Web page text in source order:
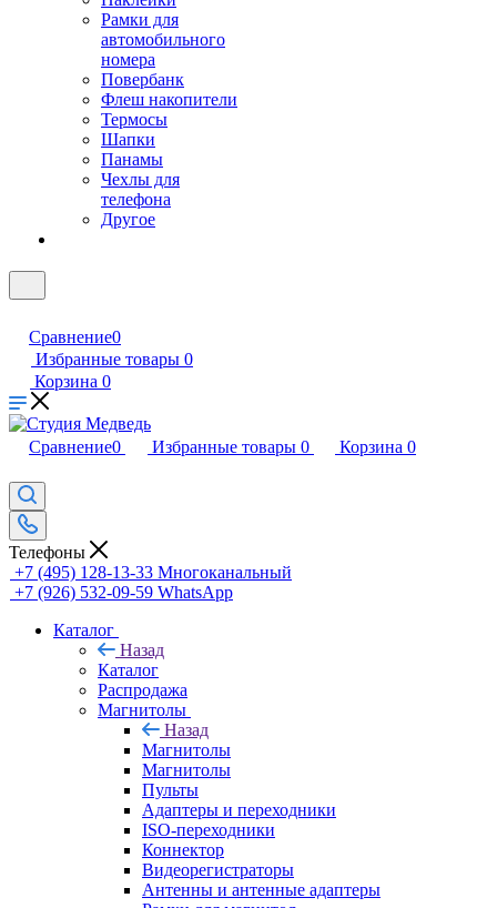
Рамки для
автомобильного
номера
Повербанк
Флеш накопители
Термосы
Шапки
Панамы
Чехлы для
телефона
Другое
Сравнение0
Избранные товары 0
Корзина 0
Сравнение0 Избранные товары 0 Корзина 0
Телефоны
+7 (495) 128-13-33 Многоканальный
+7 (926) 532-09-59 WhatsApp
Каталог
Назад
Каталог
Распродажа
Магнитолы
Назад
Магнитолы
Магнитолы
Пульты
Адаптеры и переходники
ISO-переходники
Коннектор
Видеорегистраторы
Антенны и антенные адаптеры